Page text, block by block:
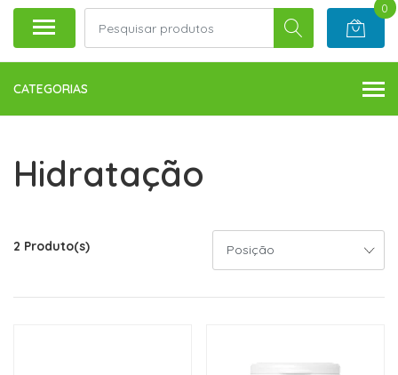
0
CATEGORIAS
Hidratação
2 Produto(s)